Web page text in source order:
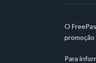
O
promoção
Para